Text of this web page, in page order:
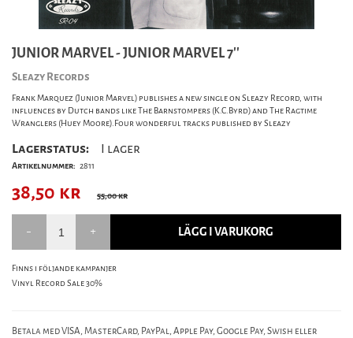
JUNIOR MARVEL - JUNIOR MARVEL 7''
Sleazy Records
Frank Marquez (Junior Marvel) publishes a new single on Sleazy Record, with
influences by Dutch bands like The Barnstompers (K.C.Byrd) and The Ragtime
Wranglers (Huey Moore).Four wonderful tracks published by Sleazy
Lagerstatus: I lager
Artikelnummer: 2811
38,50 kr 55,00 kr
LÄGG I VARUKORG
Finns i följande kampanjer
Vinyl Record Sale 30%
Betala med VISA, MasterCard, PayPal, Apple Pay, Google Pay, Swish eller